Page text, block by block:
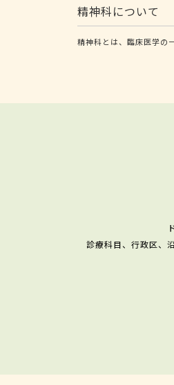
精神科について
精神科とは、臨床医学の
診療科目、行政区、